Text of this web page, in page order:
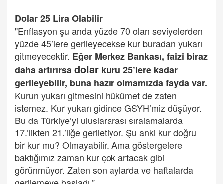
Dolar 25 Lira Olabilir
"Enflasyon şu anda yüzde 70 olan seviyelerden
yüzde 45’lere gerileyecekse kur buradan yukarı
gitmeyecektir. Eğer Merkez Bankası, faizi biraz
daha artırırsadolar kuru 25’lere kadar
gerileyebilir, buna hazır olmamızda fayda var.
Kurun yukarı gitmesini hükümet de zaten
istemez. Kur yukarı gidince GSYH’miz düşüyor.
Bu da Türkiye’yi uluslararası sıralamalarda
17.’likten 21.’liğe geriletiyor. Şu anki kur doğru
bir kur mu? Olmayabilir. Ama göstergelere
baktığımız zaman kur çok artacak gibi
görünmüyor. Zaten son aylarda ve haftalarda